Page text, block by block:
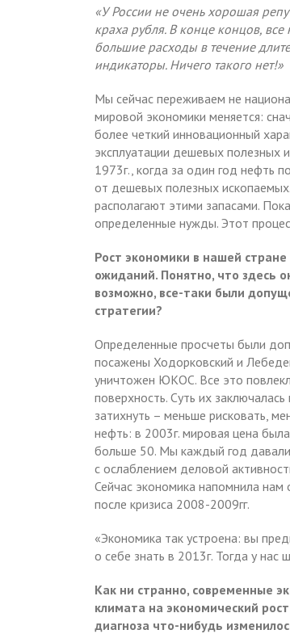
«У России не очень хорошая
краха рубля. В конце концов,
большие расходы в течение
индикаторы. Ничего такого нет!»
Мы сейчас переживаем не
мировой экономики меняется:
более четкий инновационный
эксплуатации дешевых полезных
1973г., когда за один год нефть
от дешевых полезных
располагают этими запасами.
определенные нужды. Этот
Рост экономики в нашей
ожиданий. Понятно, что здесь
возможно, все-таки были
стратегии?
Определенные просчеты были
посажены Ходорковский и
уничтожен ЮКОС. Все это
поверхность. Суть их
затихнуть – меньше рисковать,
нефть: в 2003г. мировая цена
больше 50. Мы каждый год
с ослаблением деловой
Сейчас экономика напомнила нам
после кризиса 2008-2009гг.
«Экономика так устроена: вы
о себе знать в 2013г. Тогда у
Как ни странно, современные
климата на экономический
диагноза что-нибудь